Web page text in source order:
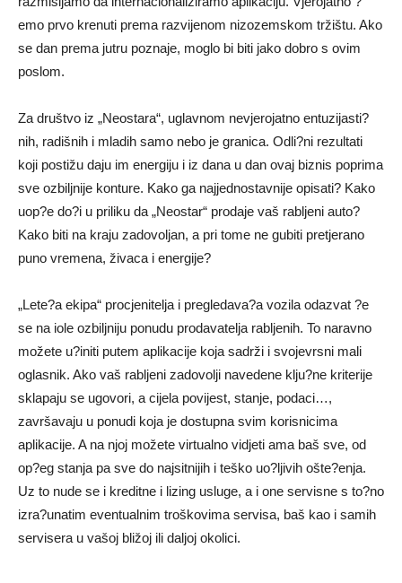
emo prvo krenuti prema razvijenom nizozemskom tržištu. Ako
se dan prema jutru poznaje, moglo bi biti jako dobro s ovim
poslom.
Za društvo iz „Neostara“, uglavnom nevjerojatno entuzijasti?
nih, radišnih i mladih samo nebo je granica. Odli?ni rezultati
koji postižu daju im energiju i iz dana u dan ovaj biznis poprima
sve ozbiljnije konture. Kako ga najjednostavnije opisati? Kako
uop?e do?i u priliku da „Neostar“ prodaje vaš rabljeni auto?
Kako biti na kraju zadovoljan, a pri tome ne gubiti pretjerano
puno vremena, živaca i energije?
„Lete?a ekipa“ procjenitelja i pregledava?a vozila odazvat ?e
se na iole ozbiljniju ponudu prodavatelja rabljenih. To naravno
možete u?initi putem aplikacije koja sadrži i svojevrsni mali
oglasnik. Ako vaš rabljeni zadovolji navedene klju?ne kriterije
sklapaju se ugovori, a cijela povijest, stanje, podaci…,
završavaju u ponudi koja je dostupna svim korisnicima
aplikacije. A na njoj možete virtualno vidjeti ama baš sve, od
op?eg stanja pa sve do najsitnijih i teško uo?ljivih ošte?enja.
Uz to nude se i kreditne i lizing usluge, a i one servisne s to?no
izra?unatim eventualnim troškovima servisa, baš kao i samih
servisera u vašoj bližoj ili daljoj okolici.